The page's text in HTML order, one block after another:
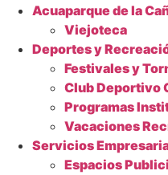
Acuaparque de la
Viejoteca
Deportes y
Festivales y
Club Deportivo
Programas
Vacaciones
Servicios
Espacios